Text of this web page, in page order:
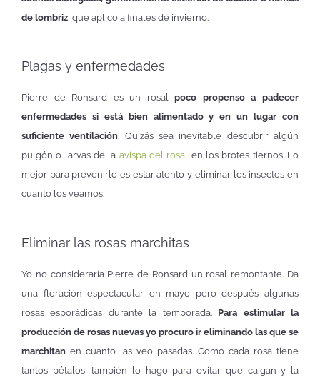
de lombriz, que aplico a finales de invierno.
Plagas y enfermedades
Pierre de Ronsard es un rosalpoco propenso a padecer
enfermedades si está bien alimentado y en un lugar con
suficiente ventilación. Quizás sea inevitable descubrir algún
pulgón o larvas de la avispa del rosal en los brotes tiernos. Lo
mejor para prevenirlo es estar atento y eliminar los insectos en
cuanto los veamos.
Eliminar las rosas marchitas
Yo no consideraría Pierre de Ronsard un rosal remontante. Da
una floración espectacular en mayo pero después algunas
rosas esporádicas durante la temporada. Para estimular la
producción de rosas nuevas yo procuro ir eliminando las que se
marchitan en cuanto las veo pasadas. Como cada rosa tiene
tantos pétalos, también lo hago para evitar que caigan y la